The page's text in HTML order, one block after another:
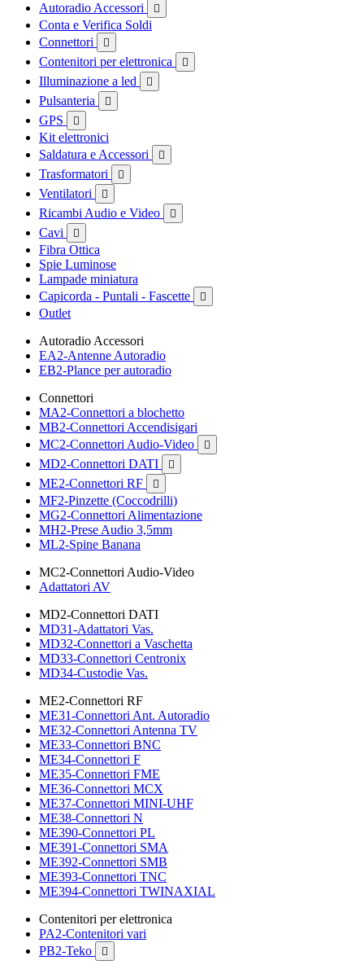
Autoradio Accessori

Conta e Verifica Soldi
Connettori

Contenitori per elettronica 
Illuminazione a led 
Pulsanteria 
GPS 
Kit elettronici
Saldatura e Accessori

Trasformatori 
Ventilatori 
Ricambi Audio e Video 
Cavi 
Fibra Ottica
Spie Luminose
Lampade miniatura
Capicorda - Puntali - Fascette

Outlet
Autoradio Accessori
EA2-Antenne Autoradio
EB2-Plance per autoradio
Connettori
MA2-Connettori a blochetto
MB2-Connettori Accendisigari
MC2-Connettori Audio-Video

MD2-Connettori DATI 
ME2-Connettori RF 
MF2-Pinzette (Coccodrilli)
MG2-Connettori Alimentazione
MH2-Prese Audio 3,5mm
ML2-Spine Banana
MC2-Connettori Audio-Video
Adattatori AV
MD2-Connettori DATI
MD31-Adattatori Vas.
MD32-Connettori a Vaschetta
MD33-Connettori Centronix
MD34-Custodie Vas.
ME2-Connettori RF
ME31-Connettori Ant. Autoradio
ME32-Connettori Antenna TV
ME33-Connettori BNC
ME34-Connettori F
ME35-Connettori FME
ME36-Connettori MCX
ME37-Connettori MINI-UHF
ME38-Connettori N
ME390-Connettori PL
ME391-Connettori SMA
ME392-Connettori SMB
ME393-Connettori TNC
ME394-Connettori TWINAXIAL
Contenitori per elettronica
PA2-Contenitori vari
PB2-Teko
